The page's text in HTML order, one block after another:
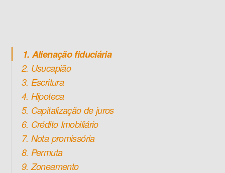
1. Alienação fiduciária
2. Usucapião
3. Escritura
4. Hipoteca
5. Capitalização de juros
6. Crédito Imobiliário
7. Nota promissória
8. Permuta
9. Zoneamento